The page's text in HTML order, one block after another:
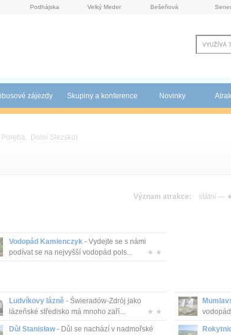
Podhájska Velký Meder Bešeňová
zájezdy Skupiny a konference Novinky
, Dolní Slezsko)
Význam atrakce: státní —
Vodopád Kamienczyk- Vydejte se s námi
podívat se na nejvyšší vodopád pols...
★ ★
Ludvíkovy lázně- Świeradów-Zdrój jako
lázeňské středisko má mnoho zaří...
★ ★
Důl Stanisław- Důl se nachází v nadmořské